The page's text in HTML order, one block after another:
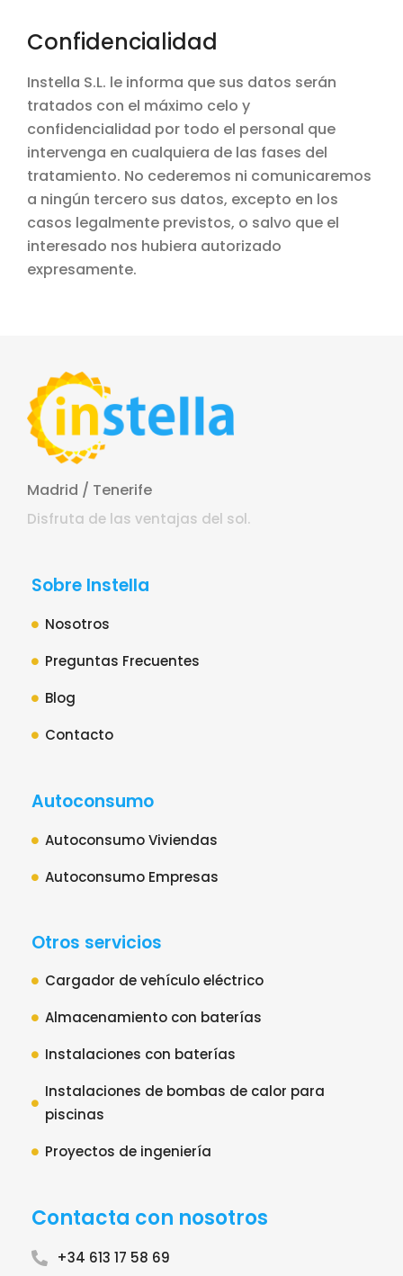
Confidencialidad
Instella S.L. le informa que sus datos serán
tratados con el máximo celo y
confidencialidad por todo el personal que
intervenga en cualquiera de las fases del
tratamiento. No cederemos ni comunicaremos
a ningún tercero sus datos, excepto en los
casos legalmente previstos, o salvo que el
interesado nos hubiera autorizado
expresamente.
Madrid / Tenerife
Disfruta de las ventajas del sol.
Sobre Instella
Nosotros
Preguntas Frecuentes
Blog
Contacto
Autoconsumo
Autoconsumo Viviendas
Autoconsumo Empresas
Otros servicios
Cargador de vehículo eléctrico
Almacenamiento con baterías
Instalaciones con baterías
Instalaciones de bombas de calor para
piscinas
Proyectos de ingeniería
Contacta con nosotros
+34 613 17 58 69